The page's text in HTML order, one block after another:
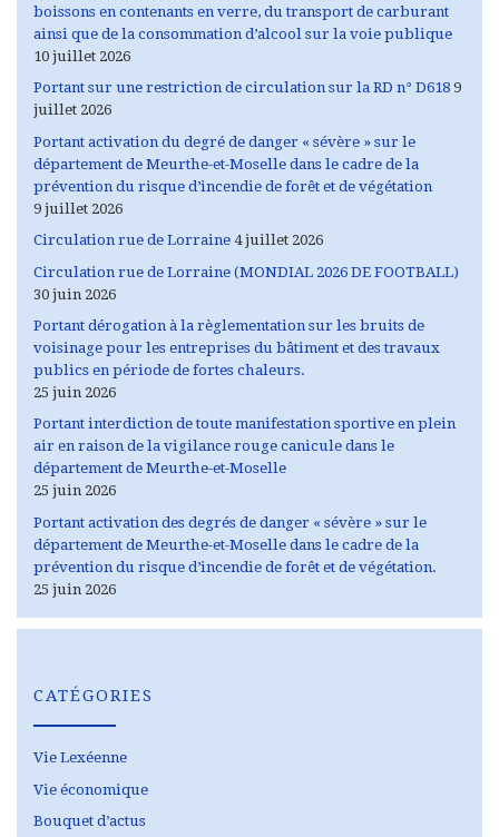
boissons en contenants en verre, du transport de carburant
ainsi que de la consommation d’alcool sur la voie publique
10 juillet 2026
Portant sur une restriction de circulation sur la RD n° D618 9
juillet 2026
Portant activation du degré de danger « sévère » sur le
département de Meurthe-et-Moselle dans le cadre de la
prévention du risque d’incendie de forêt et de végétation
9 juillet 2026
Circulation rue de Lorraine 4 juillet 2026
Circulation rue de Lorraine (MONDIAL 2026 DE FOOTBALL)
30 juin 2026
Portant dérogation à la règlementation sur les bruits de
voisinage pour les entreprises du bâtiment et des travaux
publics en période de fortes chaleurs.
25 juin 2026
Portant interdiction de toute manifestation sportive en plein
air en raison de la vigilance rouge canicule dans le
département de Meurthe-et-Moselle
25 juin 2026
Portant activation des degrés de danger « sévère » sur le
département de Meurthe-et-Moselle dans le cadre de la
prévention du risque d’incendie de forêt et de végétation.
25 juin 2026
CATÉGORIES
Vie Lexéenne
Vie économique
Bouquet d’actus